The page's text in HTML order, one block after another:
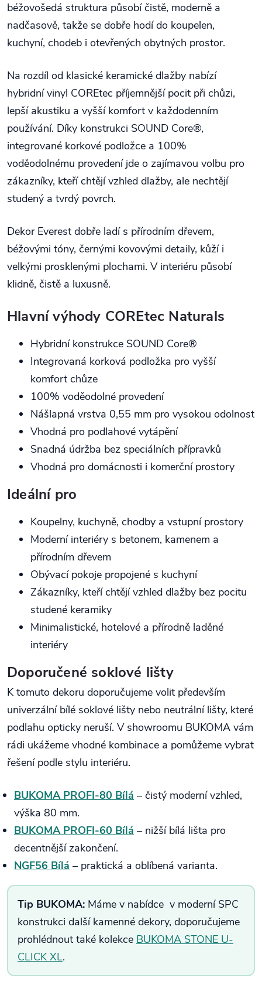
béžovošedá struktura působí čistě, moderně a
nadčasově, takže se dobře hodí do koupelen,
kuchyní, chodeb i otevřených obytných prostor.
Na rozdíl od klasické keramické dlažby nabízí
hybridní vinyl COREtec příjemnější pocit při chůzi,
lepší akustiku a vyšší komfort v každodenním
používání. Díky konstrukci SOUND Core®,
integrované korkové podložce a 100%
voděodolnému provedení jde o zajímavou volbu pro
zákazníky, kteří chtějí vzhled dlažby, ale nechtějí
studený a tvrdý povrch.
Dekor Everest dobře ladí s přírodním dřevem,
béžovými tóny, černými kovovými detaily, kůží i
velkými prosklenými plochami. V interiéru působí
klidně, čistě a luxusně.
Hlavní výhody COREtec Naturals
Hybridní konstrukce SOUND Core®
Integrovaná korková podložka pro vyšší
komfort chůze
100% voděodolné provedení
Nášlapná vrstva 0,55 mm pro vysokou odolnost
Vhodná pro podlahové vytápění
Snadná údržba bez speciálních přípravků
Vhodná pro domácnosti i komerční prostory
Ideální pro
Koupelny, kuchyně, chodby a vstupní prostory
Moderní interiéry s betonem, kamenem a
přírodním dřevem
Obývací pokoje propojené s kuchyní
Zákazníky, kteří chtějí vzhled dlažby bez pocitu
studené keramiky
Minimalistické, hotelové a přírodně laděné
interiéry
Doporučené soklové lišty
K tomuto dekoru doporučujeme volit především
univerzální bílé soklové lišty nebo neutrální lišty, které
podlahu opticky neruší. V showroomu BUKOMA vám
rádi ukážeme vhodné kombinace a pomůžeme vybrat
řešení podle stylu interiéru.
BUKOMA PROFI-80 Bílá – čistý moderní vzhled,
výška 80 mm.
BUKOMA PROFI-60 Bílá – nižší bílá lišta pro
decentnější zakončení.
NGF56 Bílá – praktická a oblíbená varianta.
Tip BUKOMA: Máme v nabídce v moderní SPC
konstrukci další kamenné dekory, doporučujeme
prohlédnout také kolekce BUKOMA STONE U-
CLICK XL.